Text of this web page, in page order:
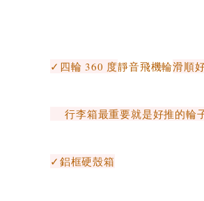
✓四輪 360 度靜音飛機輪滑順
行李箱最重要就是好推的輪
✓ 鋁框硬殼箱